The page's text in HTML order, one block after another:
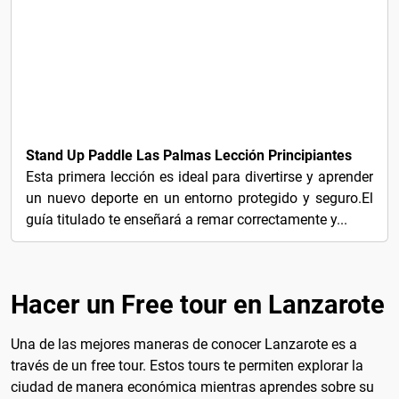
Stand Up Paddle Las Palmas Lección Principiantes
Esta primera lección es ideal para divertirse y aprender
un nuevo deporte en un entorno protegido y seguro.El
guía titulado te enseñará a remar correctamente y...
Hacer un Free tour en Lanzarote
Una de las mejores maneras de conocer Lanzarote es a
través de un free tour. Estos tours te permiten explorar la
ciudad de manera económica mientras aprendes sobre su